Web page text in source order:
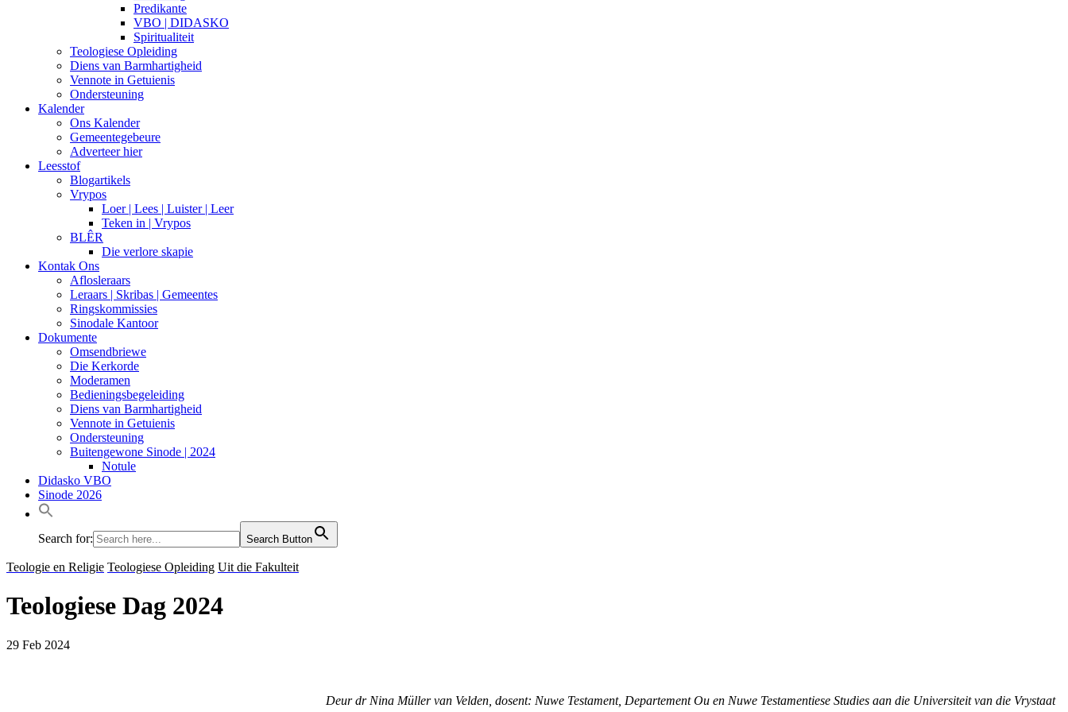
Predikante
VBO | DIDASKO
Spiritualiteit
Teologiese Opleiding
Diens van Barmhartigheid
Vennote in Getuienis
Ondersteuning
Kalender
Ons Kalender
Gemeentegebeure
Adverteer hier
Leesstof
Blogartikels
Vrypos
Loer | Lees | Luister | Leer
Teken in | Vrypos
BLÊR
Die verlore skapie
Kontak Ons
Aflosleraars
Leraars | Skribas | Gemeentes
Ringskommissies
Sinodale Kantoor
Dokumente
Omsendbriewe
Die Kerkorde
Moderamen
Bedieningsbegeleiding
Diens van Barmhartigheid
Vennote in Getuienis
Ondersteuning
Buitengewone Sinode | 2024
Notule
Didasko VBO
Sinode 2026
Search for: Search Button
Teologie en Religie Teologiese Opleiding Uit die Fakulteit
Teologiese Dag 2024
29 Feb 2024
Deur dr Nina Müller van Velden, dosent: Nuwe Testament, Departement Ou en Nuwe Testamentiese Studies aan die Universiteit van die Vrystaat